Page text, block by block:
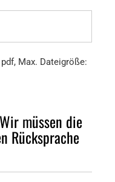
Max. Dateigröße:
müssen die
Rücksprache